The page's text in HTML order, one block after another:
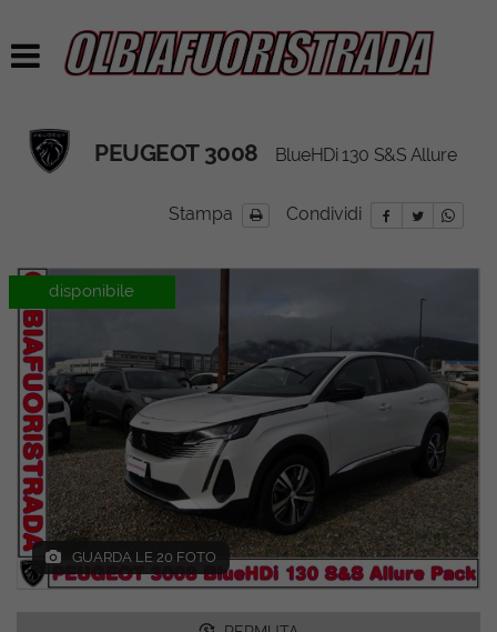
PEUGEOT 3008 BlueHDi 130 S&S Allure
Stampa Condividi
disponibile
GUARDA LE 20 FOTO